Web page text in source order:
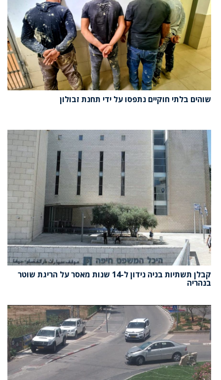
שוהים בלתי חוקיים נתפסו על ידי תחנת זבולון
קבלן תשתיות בניה נידון ל-14 שנות מאסר על הריגת שוטר
בנהריה